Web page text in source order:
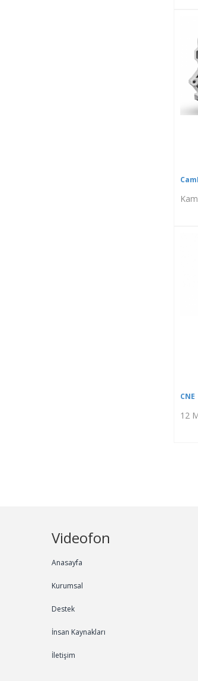
CNE
12
Videofon
Anasayfa
Kurumsal
Destek
İnsan Kaynakları
İletişim